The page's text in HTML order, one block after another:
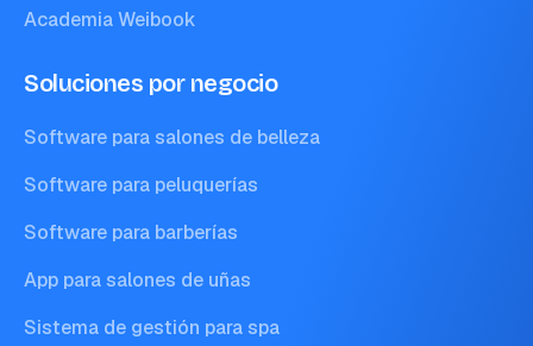
Academia Weibook
Soluciones por negocio
Software para salones de belleza
Software para peluquerías
Software para barberías
App para salones de uñas
Sistema de gestión para spa